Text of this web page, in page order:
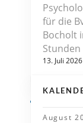
für die
Bocholt
Stunden
13. Juli 2026
August